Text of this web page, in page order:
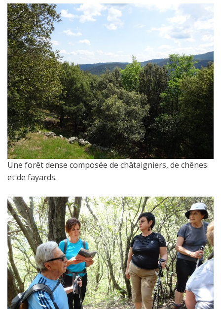
Une forêt dense composée de châtaigniers, de chênes
et de fayards.